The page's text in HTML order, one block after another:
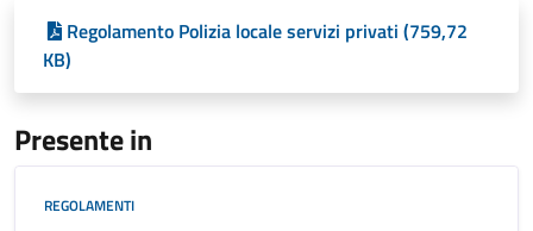
Regolamento Polizia locale servizi privati (759,72
KB)
Presente in
REGOLAMENTI